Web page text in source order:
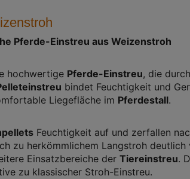
Pferde-Einstreu aus Weizenstroh
hochwertige Pferde-Einstreu, die
bindet Feuchtigkeit und
Liegefläche im Pferdestall.
Feuchtigkeit auf und zerfallen
zu herkömmlichem Langstroh deutlich
Einsatzbereiche der Tiereinstreu.
zu klassischer Stroh-Einstreu.